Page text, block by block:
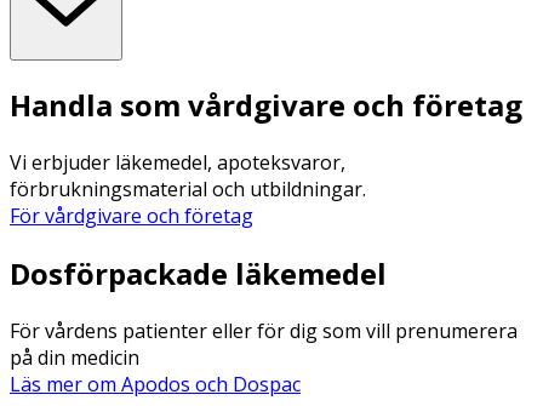
Handla som vårdgivare och företag
Vi erbjuder läkemedel, apoteksvaror,
förbrukningsmaterial och utbildningar.
För vårdgivare och företag
Dosförpackade läkemedel
För vårdens patienter eller för dig som vill prenumerera
på din medicin
Läs mer om Apodos och Dospac